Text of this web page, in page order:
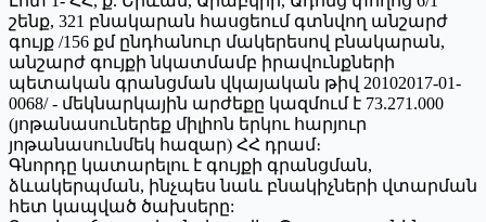
շենք, 321 բնակարան հասցեում գտնվող անշարժ
գույք /156 քմ ընդհանուր մակերեսով բնակարան,
անշարժ գույքի նկատմամբ իրավունքների
պետական գրանցման վկայական թիվ 20102017-01-
0068/ - մեկնարկային արժեքը կազմում է 73.271.000
(յոթանասուներեք միլիոն երկու հարյուր
յոթանասունմեկ հազար) ՀՀ դրամ։
Գնորդը կատարելու է գույքի գրանցման,
ձևակերպման, ինչպես նաև բնակիչների վտարման
հետ կապված ծախսերը: